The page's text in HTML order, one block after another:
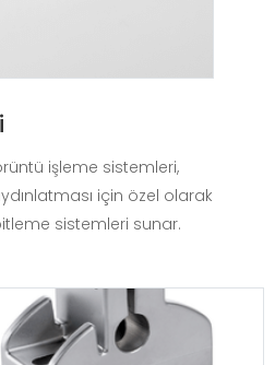
işleme sistemleri,
için özel olarak
sistemleri sunar.